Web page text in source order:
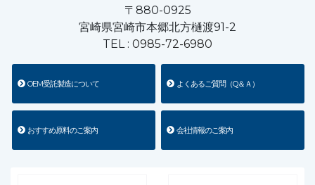
〒880-0925
宮崎県宮崎市本郷北方樋渡91-2
TEL : 0985-72-6980
OEM受託製造について よくあるご質問（Q＆Ａ）
おすすめ原料のご案内 会社情報のご案内